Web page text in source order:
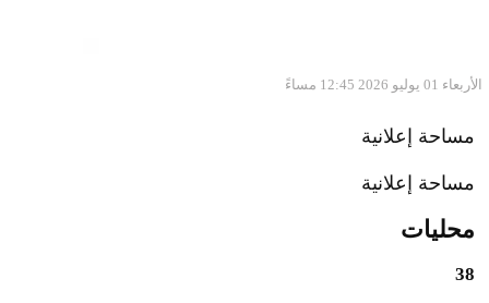
الأربعاء 01 يوليو 2026 12:45 مساءً
مساحة إعلانية
مساحة إعلانية
محليات
38